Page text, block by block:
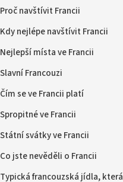
Proč navštívit Francii
Kdy nejlépe navštívit Francii
Nejlepší místa ve Francii
Slavní Francouzi
Čím se ve Francii platí
Spropitné ve Francii
Státní svátky ve Francii
Co jste nevěděli o Francii
Typická francouzská jídla, která